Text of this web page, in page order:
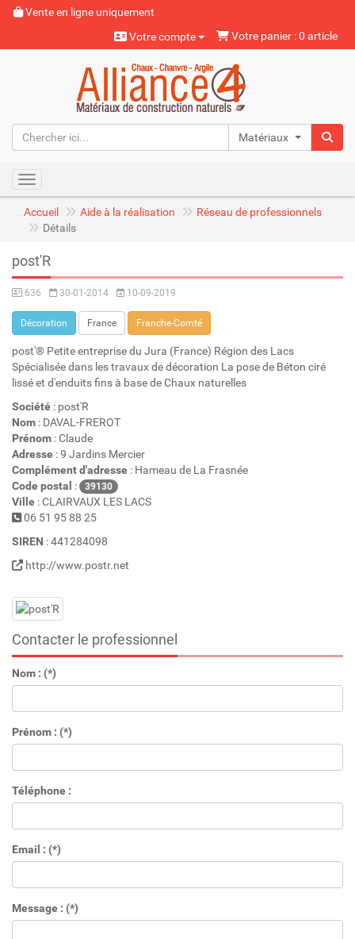
Vente en ligne uniquement
Votre compte
Votre panier : 0 article
Matériaux naturels
Toggle navigation
Accueil Aide à la réalisation
Réseau de professionnels
Détails
post'R
636 30-01-2014 10-09-2019
Décoration France Franche-Comté
post'® Petite entreprise du Jura (France) Région des Lacs
Spécialisée dans les travaux de décoration La pose de Béton ciré
lissé et d'enduits fins à base de Chaux naturelles
Société : post'R
Nom : DAVAL-FREROT
Prénom : Claude
Adresse : 9 Jardins Mercier
Complément d'adresse : Hameau de La Frasnée
Code postal : 39130
Ville : CLAIRVAUX LES LACS
06 51 95 88 25
SIREN : 441284098
http://www.postr.net
Contacter le professionnel
Nom : (*)
Prénom : (*)
Téléphone :
Email : (*)
Message : (*)